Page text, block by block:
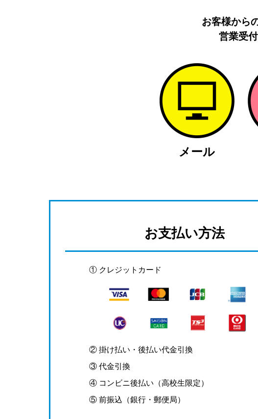
お客様から
営業受
メール
お支払い方法
① クレジットカード
② 掛け払い・後払い代金引換
③ 代金引換
④ コンビニ後払い（高校生限定）
⑤ 前振込（銀行・郵便局）